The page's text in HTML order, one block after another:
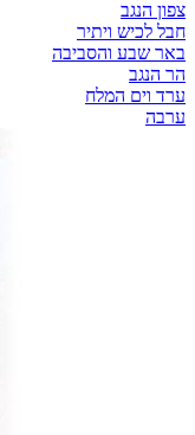
צפון הנגב
חבל לכיש ויתיר
באר שבע והסביבה
הר הנגב
ערד וים המלח
ערבה